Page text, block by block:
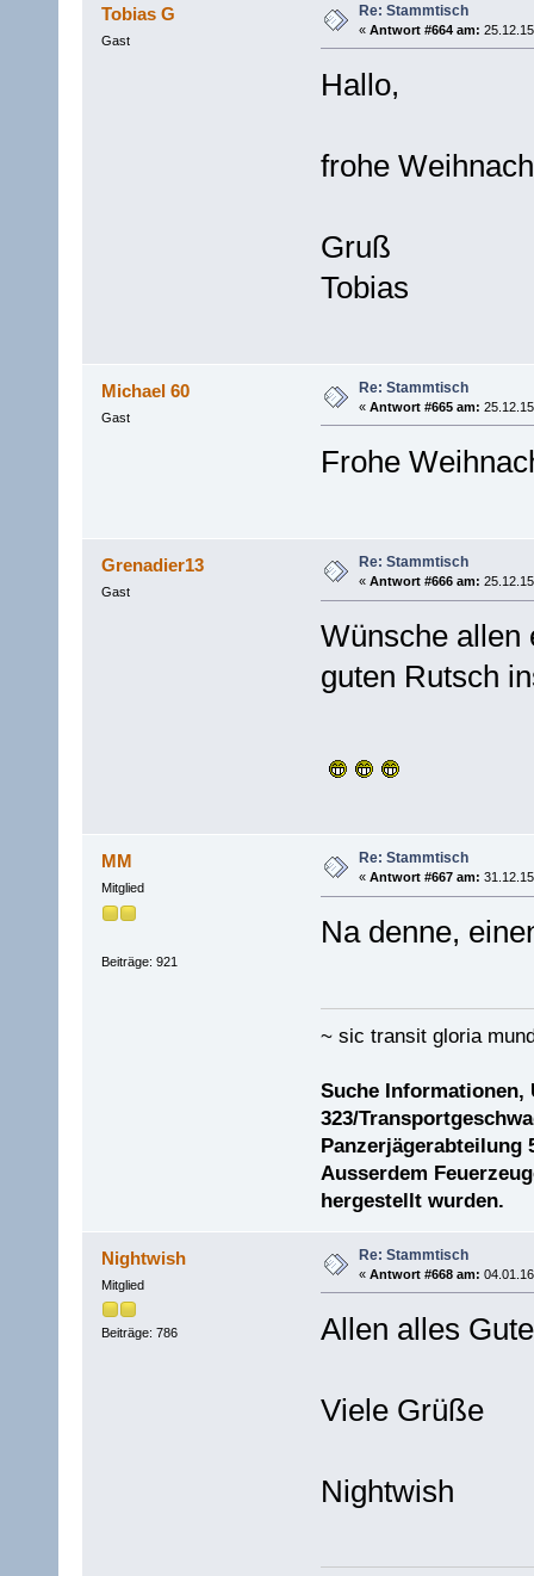
Tobias G
Gast
Re: Stammtisch
« Antwort #664 am:
Hallo,
frohe
Gruß
Tobias
Michael 60
Gast
Re: Stammtisch
« Antwort #665 am:
Frohe
Grenadier13
Gast
Re: Stammtisch
« Antwort #666 am:
Wünsche allen
guten Rutsch
MM
Mitglied
Beiträge: 921
Re: Stammtisch
« Antwort #667 am:
Na denne,
~ sic transit gloria
Suche Informationen,
323/
Panzerjägerabteilung
Ausserdem
hergestellt wurden.
Nightwish
Mitglied
Beiträge: 786
Re: Stammtisch
« Antwort #668 am:
Allen alles
Viele Grüße
Nightwish